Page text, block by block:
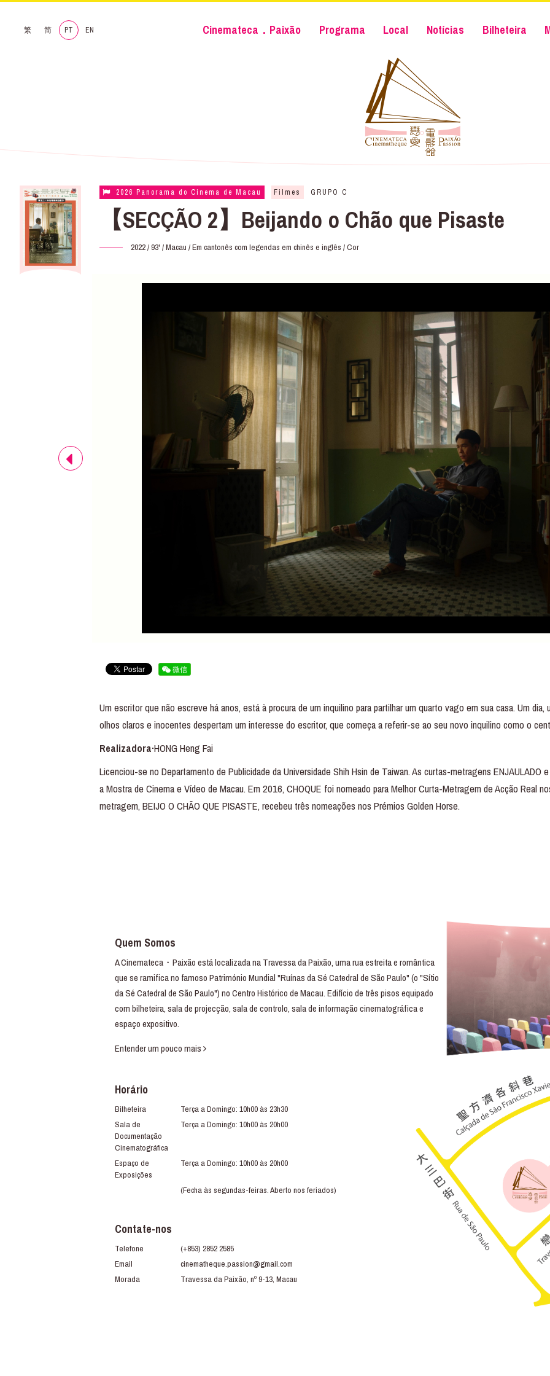
繁 简 PT EN Cinemateca．Paixão Programa Local Notícias Bilheteira
2026 Panorama do Cinema de Macau Filmes GRUPO C
【SECÇÃO 2】Beijando o Chão que Pisaste
2022 / 93' / Macau / Em cantonês com legendas em chinês e inglês / Cor
微信
Um escritor que não escreve há anos, está à procura de um inquilino para partilhar um quarto vago em sua casa. Um
olhos claros e inocentes despertam um interesse do escritor, que começa a referir-se ao seu novo inquilino como o
Realizadora·HONG Heng Fai
Licenciou-se no Departamento de Publicidade da Universidade Shih Hsin de Taiwan. As curtas-metragens ENJAULADO
a Mostra de Cinema e Vídeo de Macau. Em 2016, CHOQUE foi nomeado para Melhor Curta-Metragem de Acção Real
metragem, BEIJO O CHÃO QUE PISASTE, recebeu três nomeações nos Prémios Golden Horse.
Quem Somos
A Cinemateca・Paixão está localizada na Travessa da Paixão, uma rua estreita e romântica
que se ramifica no famoso Património Mundial "Ruínas da Sé Catedral de São Paulo" (o "Sítio
da Sé Catedral de São Paulo") no Centro Histórico de Macau. Edifício de três pisos equipado
com bilheteira, sala de projecção, sala de controlo, sala de informação cinematográfica e
espaço expositivo.
Entender um pouco mais
Horário
Bilheteira
Terça a Domingo: 10h00 às 23h30
Sala de
Documentação
Cinematográfica
Terça a Domingo: 10h00 às 20h00
Espaço de
Exposições
Terça a Domingo: 10h00 às 20h00
(Fecha às segundas-feiras. Aberto nos feriados)
Contate-nos
Telefone
(+853) 2852 2585
Email
cinematheque.passion@gmail.com
Morada
Travessa da Paixão, nº 9-13, Macau